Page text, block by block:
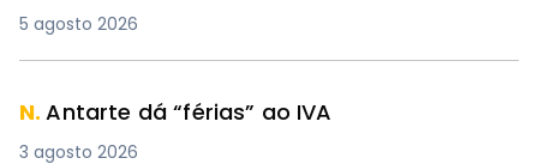
5 agosto 2026
N.Antarte dá “férias” ao IVA
3 agosto 2026